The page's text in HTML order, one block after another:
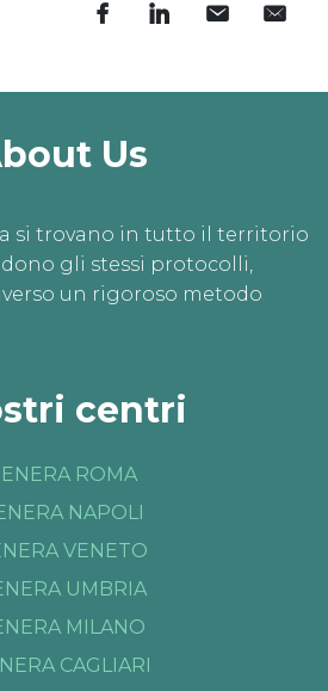
Us
si trovano in tutto il territorio
gli stessi protocolli,
un rigoroso metodo
centri
ROMA
NAPOLI
VENETO
UMBRIA
MILANO
CAGLIARI